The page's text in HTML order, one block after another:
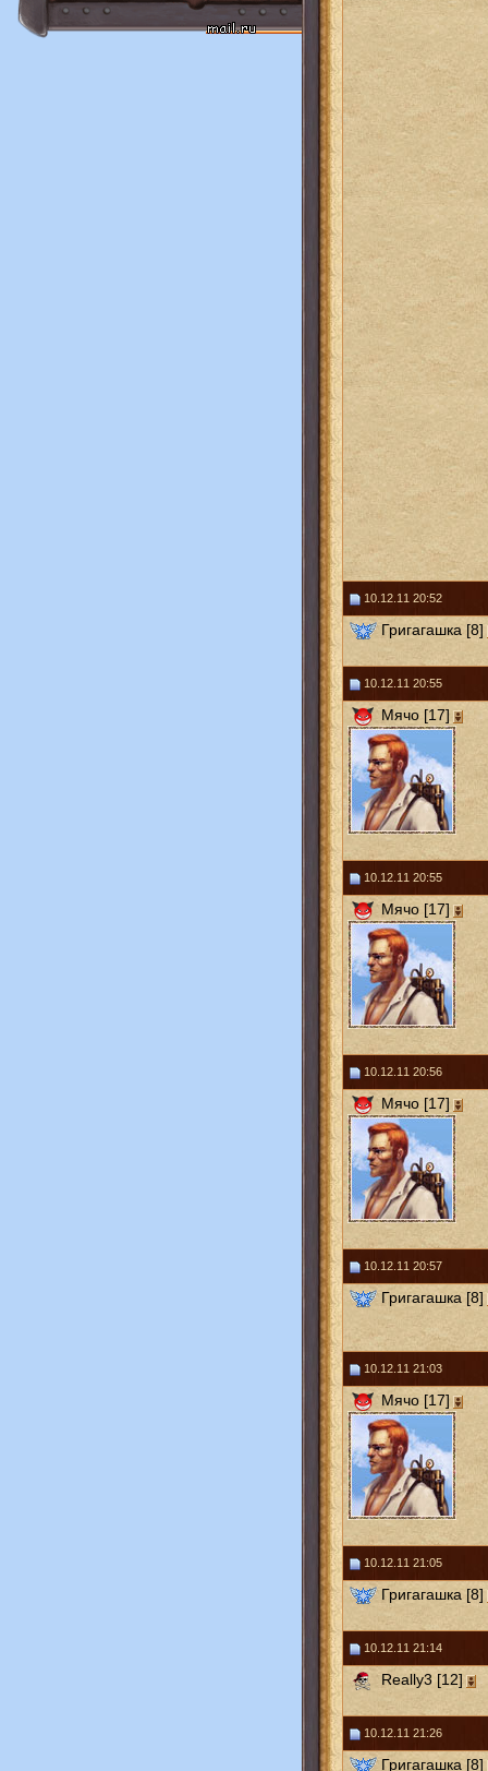
10.12.11 20:52
Григагашка [8]
10.12.11 20:55
Мячо [17]
10.12.11 20:55
Мячо [17]
10.12.11 20:56
Мячо [17]
10.12.11 20:57
Григагашка [8]
10.12.11 21:03
Мячо [17]
10.12.11 21:05
Григагашка [8]
10.12.11 21:14
Really3 [12]
10.12.11 21:26
Григагашка [8]